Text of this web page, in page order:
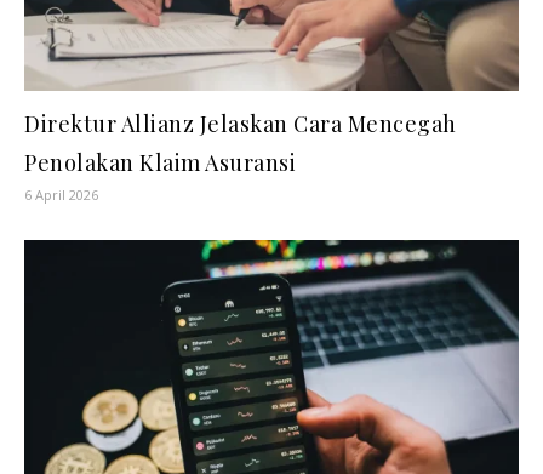
Direktur Allianz Jelaskan Cara Mencegah
Penolakan Klaim Asuransi
6 April 2026